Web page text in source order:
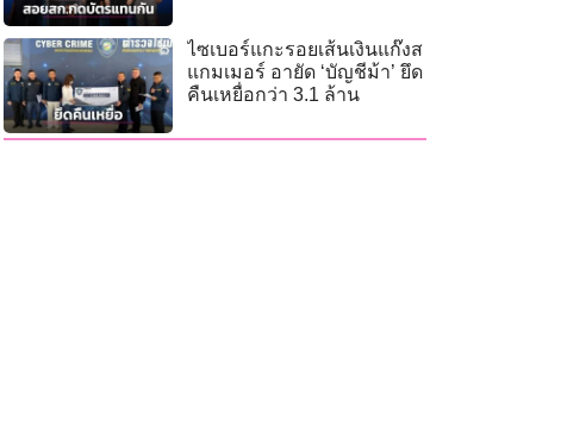
ไซเบอร์แกะรอยเส้นเงินแก๊งส
แกมเมอร์ อายัด ‘บัญชีม้า’ ยึด
คืนเหยื่อกว่า 3.1 ล้าน